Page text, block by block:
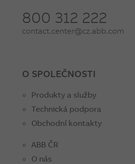
800 312 222
contact.center@cz.abb.com
O SPOLEČNOSTI
Produkty a služby
Technická podpora
Obchodní kontakty
ABB ČR
O nás